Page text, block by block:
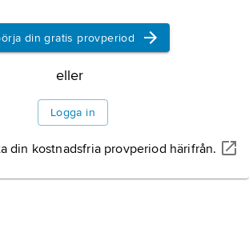
din gratis provperiod
eller
Logga in
din kostnadsfria provperiod härifrån.